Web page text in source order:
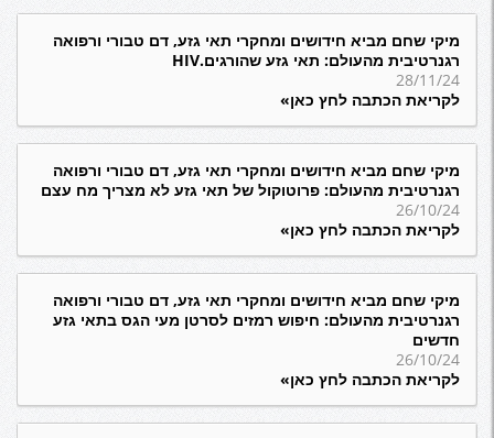
מיקי שחם מביא חידושים ומחקרי תאי גזע, דם טבורי ורפואה
רגנרטיבית מהעולם: תאי גזע שהורגים.HIV
28/11/24
לקריאת הכתבה לחץ כאן»
מיקי שחם מביא חידושים ומחקרי תאי גזע, דם טבורי ורפואה
רגנרטיבית מהעולם: פרוטוקול של תאי גזע לא מצריך מח עצם
26/10/24
לקריאת הכתבה לחץ כאן»
מיקי שחם מביא חידושים ומחקרי תאי גזע, דם טבורי ורפואה
רגנרטיבית מהעולם: חיפוש רמזים לסרטן מעי הגס בתאי גזע
חדשים
26/10/24
לקריאת הכתבה לחץ כאן»